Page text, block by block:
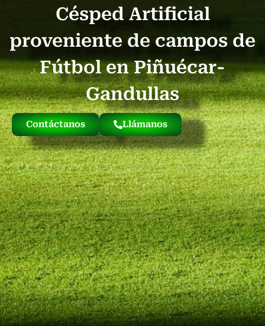
Césped Artificial
proveniente de campos de
Fútbol en Piñuécar-
Gandullas
Contáctanos Llámanos